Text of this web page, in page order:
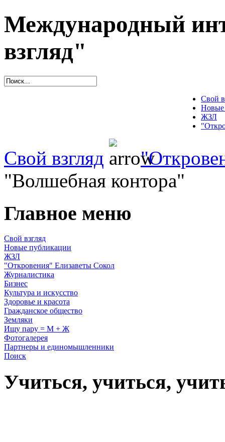
Международный
взгляд"
Свой
Новые
ЖЗЛ
Свой взгляд
"Волшебная контора"
Главное меню
Свой взгляд
Новые публикации
ЖЗЛ
"Откровения" Елизаветы Сокол
Журналистика
Бизнес
Культура и искусство
Здоровье и красота
Гражданское общество
Земляки
Ищу пару = М + Ж
Фотогалерея
Партнеры и единомышленники
Поиск
Учиться, учиться,